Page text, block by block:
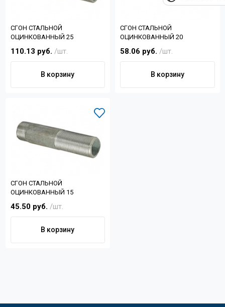
СГОН СТАЛЬНОЙ
ОЦИНКОВАННЫЙ 25
110.13 руб. /шт.
В корзину
СГОН СТАЛЬНОЙ
ОЦИНКОВАННЫЙ 20
58.06 руб. /шт.
В корзину
СГОН СТАЛЬНОЙ
ОЦИНКОВАННЫЙ 15
45.50 руб. /шт.
В корзину